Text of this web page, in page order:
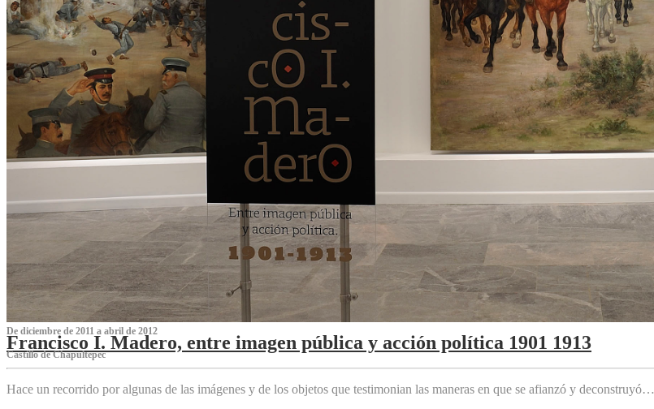
De diciembre de 2011 a abril de 2012
Francisco I. Madero, entre imagen pública y acción política 1901 1913
Castillo de Chapultepec
Hace un recorrido por algunas de las imágenes y de los objetos que testimonian las maneras en que se afianzó y deconstruyó…